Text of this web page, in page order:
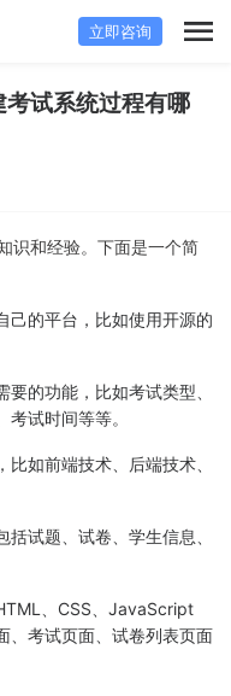
立即咨询
试系统过程有哪
识和经验。下面是一个简
己的平台，比如使用开源的
要的功能，比如考试类型、
试时间等等。
如前端技术、后端技术、
试题、试卷、学生信息、
、CSS、JavaScript
、考试页面、试卷列表页面